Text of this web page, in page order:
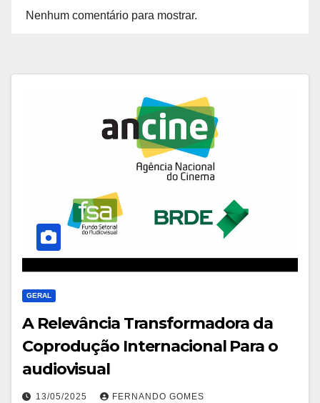
Nenhum comentário para mostrar.
GERAL
A Relevância Transformadora da
Coprodução Internacional Para o
audiovisual
13/05/2025 FERNANDO GOMES